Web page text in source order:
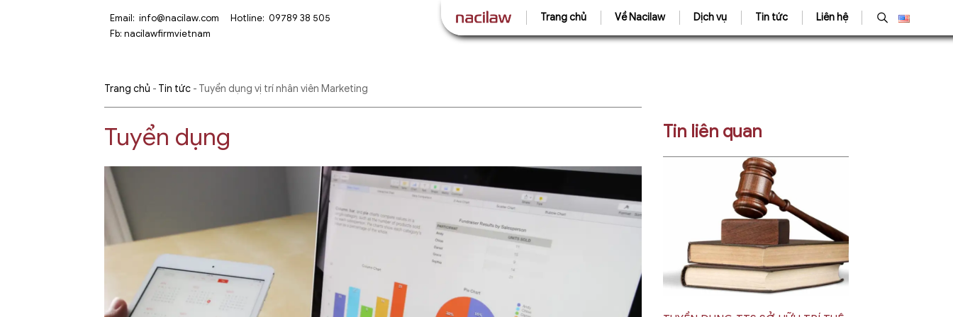
Email: info@nacilaw.com Hotline: 09789 38 505
Fb: nacilawfirmvietnam
Trang chủ Về Nacilaw Dịch vụ Tin tức Liên hệ
Trang chủ - Tin tức - Tuyển dụng vị trí nhân viên Marketing
Tuyển dụng Tin liên quan